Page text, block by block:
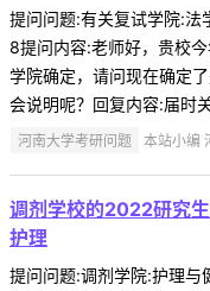
提问问题:有关复试学院:
8提问内容:老师好，贵校
学院确定，请问现在确定
会说明呢？回复内容:届时
河南大学考研问题 本站小编
调剂学校的2022研究
护理
提问问题:调剂学院:护理